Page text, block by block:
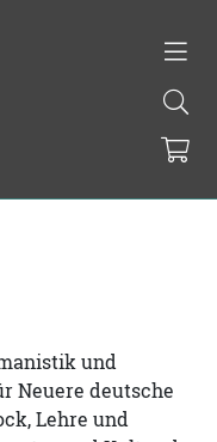
und
Neuere deutsche
Lehre und